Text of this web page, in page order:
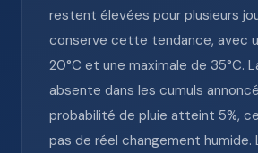
restent élevées pour plusieurs
conserve cette tendance, avec
20°C et une maximale de 35°C.
absente dans les cumuls
probabilité de pluie atteint 5%,
pas de réel changement humide.